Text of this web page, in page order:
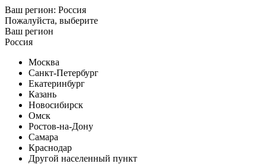
Ваш регион: Россия
Пожалуйста, выберите
Ваш регион
Россия
Москва
Санкт-Петербург
Екатеринбург
Казань
Новосибирск
Омск
Ростов-на-Дону
Самара
Краснодар
Другой населенный пункт